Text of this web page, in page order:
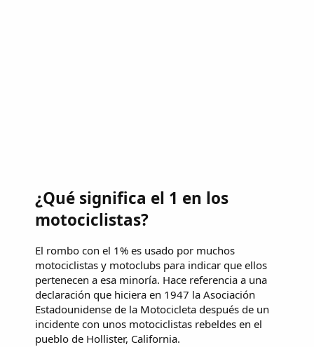
¿Qué significa el 1 en los
motociclistas?
El rombo con el 1% es usado por muchos
motociclistas y motoclubs para indicar que ellos
pertenecen a esa minoría. Hace referencia a una
declaración que hiciera en 1947 la Asociación
Estadounidense de la Motocicleta después de un
incidente con unos motociclistas rebeldes en el
pueblo de Hollister, California.